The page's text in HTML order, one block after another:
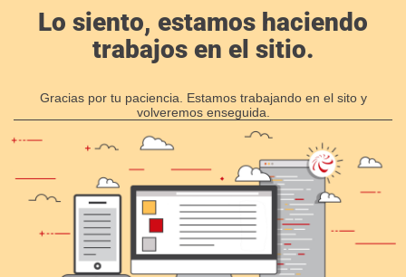
Lo siento, estamos haciendo
trabajos en el sitio.
Gracias por tu paciencia. Estamos trabajando en el sito y
volveremos enseguida.